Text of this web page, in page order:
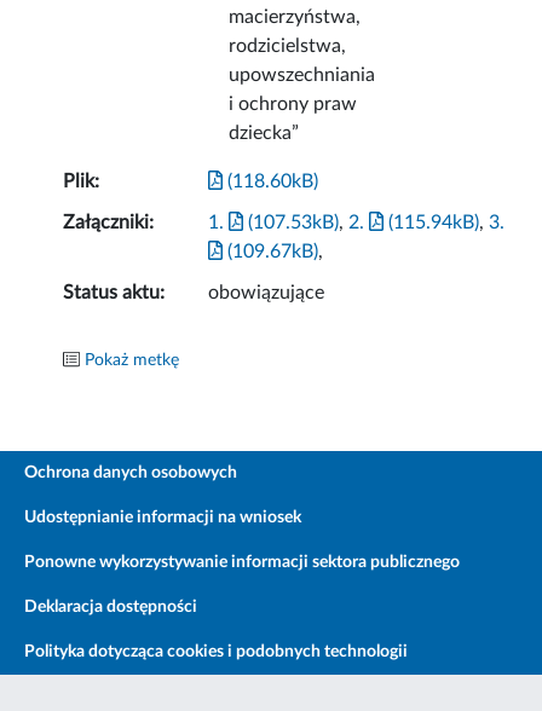
macierzyństwa,
rodzicielstwa,
upowszechniania
i ochrony praw
dziecka”
Plik: (118.60kB)
Załączniki: 1. (107.53kB), 2. (115.94kB),3.
(109.67kB),
Status aktu: obowiązujące
Pokaż metkę
Ochrona danych osobowych
Udostępnianie informacji na wniosek
Ponowne wykorzystywanie informacji sektora publicznego
Deklaracja dostępności
Polityka dotycząca cookies i podobnych technologii